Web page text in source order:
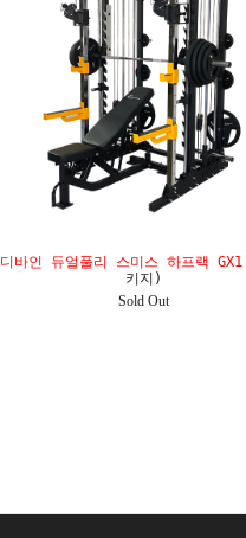
디바인 듀얼풀리 스미스 하프랙 GX1
키지)
Sold Out